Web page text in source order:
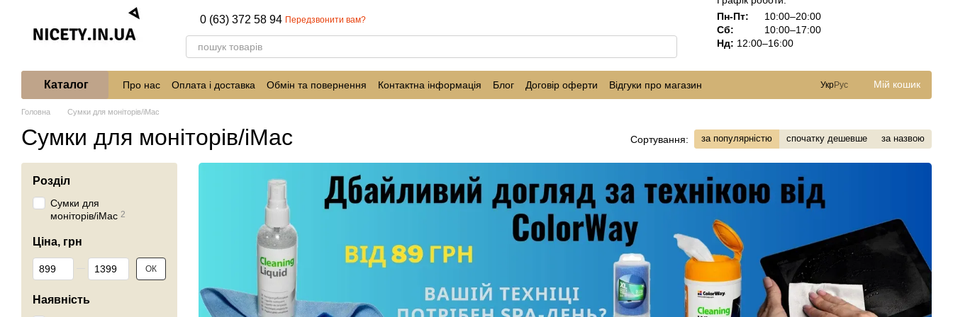
Перейти до основного контенту
0 (63) 372 58 94 Передзвонити вам?
Пн-Пт:
10:00–20:00
Сб:
10:00–17:00
Нд: 12:00–16:00
Каталог Про нас Оплата і доставка Обмін та повернення Контактна інформація Блог Договір оферти Відгуки про магазин УкрРус Мій кошик
Головна Сумки для моніторів/iMac
Сумки для моніторів/iMac Сортування: за популярністю спочатку дешевше за назвою
Розділ
Сумки для
моніторів/iMac 2
Ціна, грн
Від Ціна, грн
До Ціна, грн ОК
Наявність